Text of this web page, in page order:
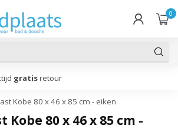
0
gratis retour
Kobe 80 x 46 x 85 cm - eiken
80 x 46 x 85 cm -